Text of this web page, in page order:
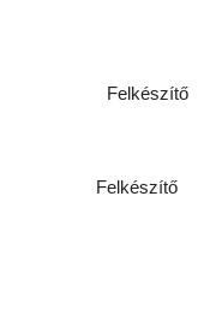
Felkészítő
Felkészítő